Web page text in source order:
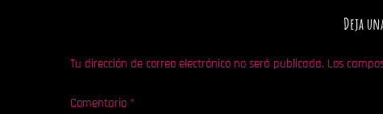
Deja
Tu dirección de correo electrónico no será publicada. Los
Comentario *